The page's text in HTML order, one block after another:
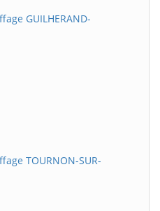
GUILHERAND-
TOURNON-SUR-